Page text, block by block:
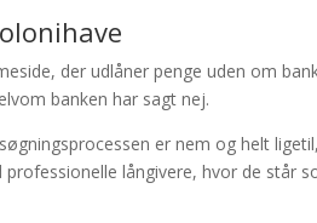
der udlåner penge uden om
banken har sagt nej.
er nem og helt
långivere, hvor de står